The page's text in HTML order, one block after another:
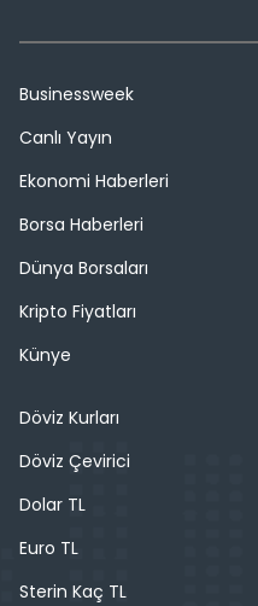
Businessweek
Canlı Yayın
Ekonomi Haberleri
Borsa Haberleri
Dünya Borsaları
Kripto Fiyatları
Künye
Döviz Kurları
Döviz Çevirici
Dolar TL
Euro TL
Sterin Kaç TL